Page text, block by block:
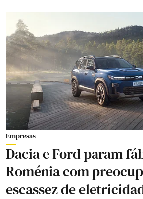
Empresas
Dacia e Ford param
Roménia com
escassez de